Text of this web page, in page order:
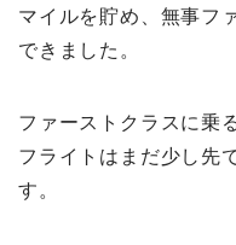
マイルを貯め、無事フ
できました。
ファーストクラスに乗
フライトはまだ少し先
す。